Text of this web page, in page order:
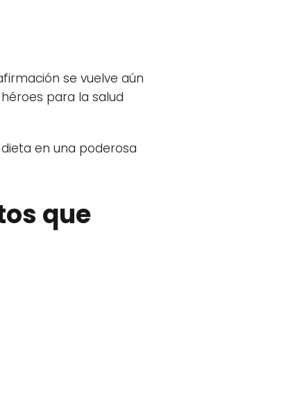
se vuelve aún
para la salud
en una poderosa
que